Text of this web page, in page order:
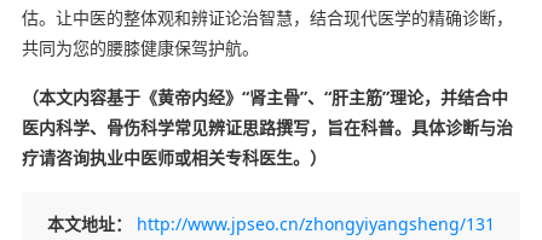
估。让中医的整体观和辨证论治智慧，结合现代医学的精确诊断，
共同为您的腰膝健康保驾护航。
（本文内容基于《黄帝内经》“肾主骨”、“肝主筋”理论，并结合中
医内科学、骨伤科学常见辨证思路撰写，旨在科普。具体诊断与治
疗请咨询执业中医师或相关专科医生。）
本文地址：
http://www.jpseo.cn/zhongyiyangsheng/131